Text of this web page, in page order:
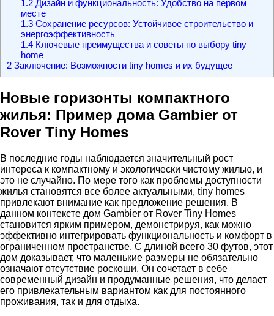
1.2Дизайн и функциональность: Удобство на первом
месте
1.3Сохранение ресурсов: Устойчивое строительство и
энергоэффективность
1.4Ключевые преимущества и советы по выбору tiny
home
2 Заключение: Возможности tiny homes и их будущее
Новые горизонты компактного
жилья: Пример дома Gambier от
Rover Tiny Homes
В последние годы наблюдается значительный рост
интереса к компактному и экологически чистому жилью, и
это не случайно. По мере того как проблемы доступности
жилья становятся все более актуальными, tiny homes
привлекают внимание как предложение решения. В
данном контексте дом Gambier от Rover Tiny Homes
становится ярким примером, демонстрируя, как можно
эффективно интегрировать функциональность и комфорт в
ограниченном пространстве. С длиной всего 30 футов, этот
дом доказывает, что маленькие размеры не обязательно
означают отсутствие роскоши. Он сочетает в себе
современный дизайн и продуманные решения, что делает
его привлекательным вариантом как для постоянного
проживания, так и для отдыха.